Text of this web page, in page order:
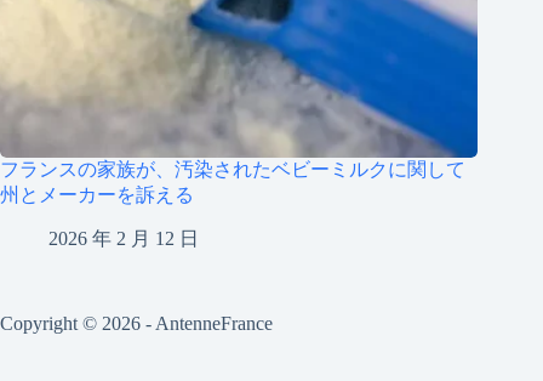
フランスの家族が、汚染されたベビーミルクに関して
州とメーカーを訴える
2026 年 2 月 12 日
Copyright © 2026 - AntenneFrance